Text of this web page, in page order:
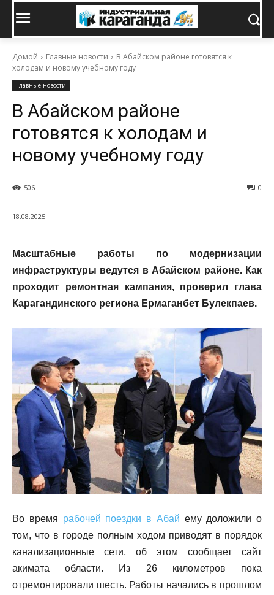
Домой Главные новости
В Абайском районе готовятся к
холодам и новому учебному году
Главные новости
В Абайском районе
готовятся к холодам и
новому учебному году
0
506
18.08.2025
Масштабные работы по модернизации
инфраструктуры ведутся в Абайском районе. Как
проходит ремонтная кампания, проверил глава
Карагандинского региона Ермаганбет Булекпаев.
Во время рабочей поездки в Абай ему доложили о
том, что в городе полным ходом приводят в порядок
канализационные сети, об этом сообщает сайт
акимата области. Из 26 километров пока
отремонтировали шесть. Работы начались в прошлом